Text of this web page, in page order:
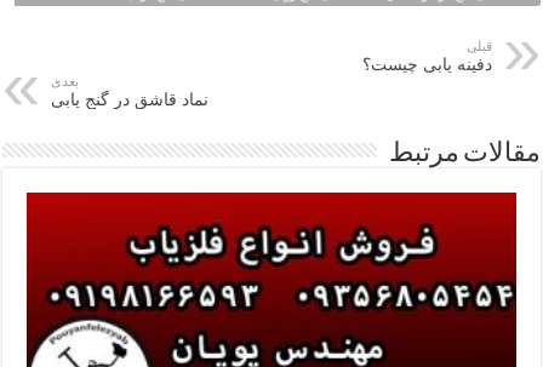
قبلی
دفینه یابی چیست؟
بعدی
نماد قاشق در گنج یابی
مقالات مرتبط